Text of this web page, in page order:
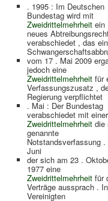
. 1995 : Im Deutschen
Bundestag wird mit
Zweidrittelmehrheit ein
neues
verabschiedet , das
vom 17 . Mai 2009
jedoch eine
Zweidrittelmehrheit für
Verfassungszusatz ,
Regierung verpflichtet
. Mai : Der Bundestag
verabschiedet mit einer
Zweidrittelmehrheit die
genannte
Notstandsverfassung .
Juni
der sich am 23 .
1977 eine
Zweidrittelmehrheit für
Verträge aussprach .
Vereinigten